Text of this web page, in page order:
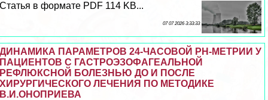
Статья в формате PDF 114 KB...
07 07 2026 3:33:33
ДИНАМИКА ПАРАМЕТРОВ 24-ЧАСОВОЙ РН-МЕТРИИ У
ПАЦИЕНТОВ С ГАСТРОЭЗОФАГЕАЛЬНОЙ
РЕФЛЮКСНОЙ БОЛЕЗНЬЮ ДО И ПОСЛЕ
ХИРУРГИЧЕСКОГО ЛЕЧЕНИЯ ПО МЕТОДИКЕ
В.И.ОНОПРИЕВА